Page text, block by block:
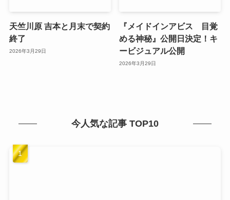
天竺川原 吉本と月末で契約
終了
2026年3月29日
『メイドインアビス 目覚
める神秘』公開日決定！キ
ービジュアル公開
2026年3月29日
今人気な記事 TOP10